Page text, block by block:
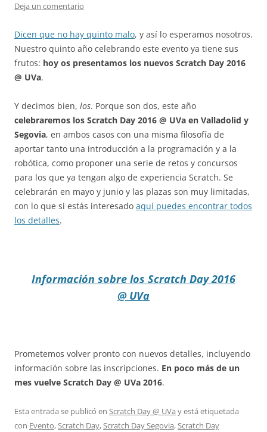
Deja un comentario
Dicen que no hay quinto malo, y así lo esperamos nosotros.
Nuestro quinto año celebrando este evento ya tiene sus
frutos: hoy os presentamos los nuevos Scratch Day 2016
@ UVa.
Y decimos bien, los. Porque son dos, este año
celebraremos los Scratch Day 2016 @ UVa en Valladolid y
Segovia, en ambos casos con una misma filosofía de
aportar tanto una introducción a la programación y a la
robótica, como proponer una serie de retos y concursos
para los que ya tengan algo de experiencia Scratch. Se
celebrarán en mayo y junio y las plazas son muy limitadas,
con lo que si estás interesado aquí puedes encontrar todos
los detalles.
Información sobre los Scratch Day 2016
@ UVa
Prometemos volver pronto con nuevos detalles, incluyendo
información sobre las inscripciones. En poco más de un
mes vuelve Scratch Day @ UVa 2016.
Esta entrada se publicó en Scratch Day @ UVa y está etiquetada
con Evento,Scratch Day,Scratch Day Segovia,Scratch Day